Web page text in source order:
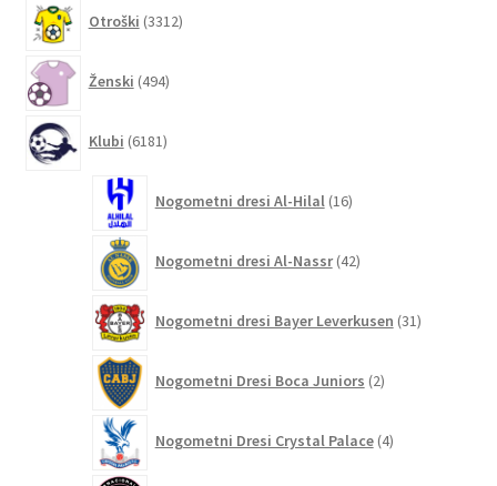
Otroški 3312izdelkov
Ženski 494izdelkov
Klubi 6181izdelkov
Nogometni dresi Al-Hilal 16izdelkov
Nogometni dresi Al-Nassr 42izdelkov
Nogometni dresi Bayer Leverkusen 31izdelkov
Nogometni Dresi Boca Juniors 2izdelka
Nogometni Dresi Crystal Palace 4izdelki